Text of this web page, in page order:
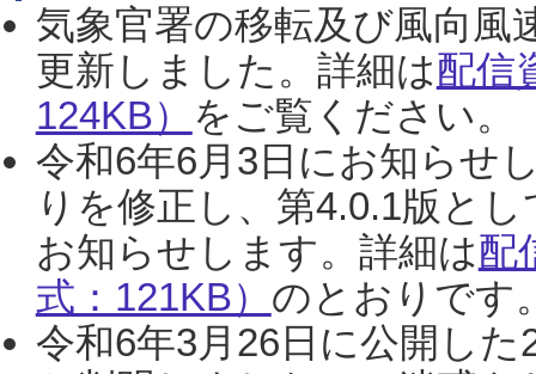
気象官署の移転及び風向風
更新しました。詳細は配信
124KB） をご覧ください。
令和6年6月3日にお知らせ
りを修正し、第4.0.1版と
お知らせします。詳細は配
式：121KB） のとおりです
令和6年3月26日に公開し